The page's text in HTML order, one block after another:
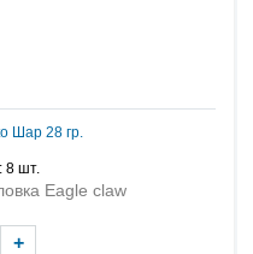
Шар 28 гр.
8 шт.
Eagle claw
+